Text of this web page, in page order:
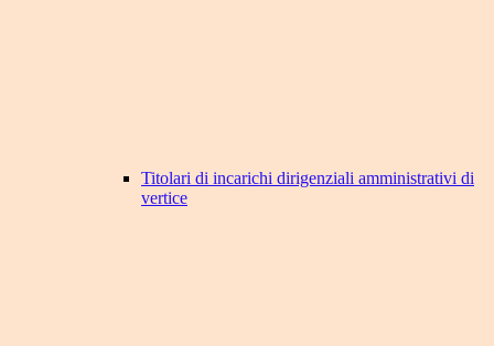
Titolari di incarichi dirigenziali amministrativi di
vertice